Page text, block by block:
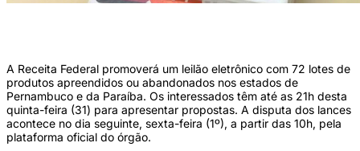
A Receita Federal promoverá um leilão eletrônico com 72 lotes de
produtos apreendidos ou abandonados nos estados de
Pernambuco e da Paraíba. Os interessados têm até as 21h desta
quinta-feira (31) para apresentar propostas. A disputa dos lances
acontece no dia seguinte, sexta-feira (1º), a partir das 10h, pela
plataforma oficial do órgão.